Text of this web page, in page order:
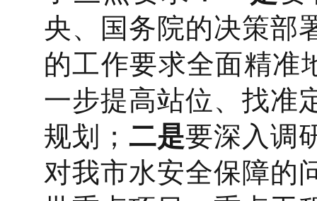
央、国务院的决策部
的工作要求全面精准
一步提高站位、找准
规划； 二是要深入调
对我市水安全保障的